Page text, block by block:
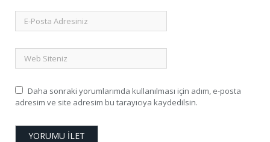
Daha sonraki yorumlarımda kullanılması için adım, e-posta
adresim ve site adresim bu tarayıcıya kaydedilsin.